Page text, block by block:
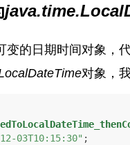
变的日期时间对象，
对象，
03T10:15:30" ;